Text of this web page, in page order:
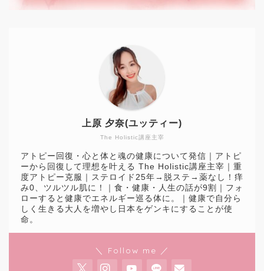
The Holistic講座主宰
上原 夕奈(ユッティー)
アトピー回復・心と体と魂の健康について発信｜アトピ
ーから回復して理想を叶える The Holistic講座主宰｜重
度アトピー克服｜ステロイド25年→脱ステ→薬なし！痒
み0、ツルツル肌に！｜食・健康・人生の話が9割｜フォ
ローすると健康でエネルギー巡る体に。｜健康で自分ら
しく生きる大人を増やし日本をゲンキにすることが使
命。
＼ Follow me ／